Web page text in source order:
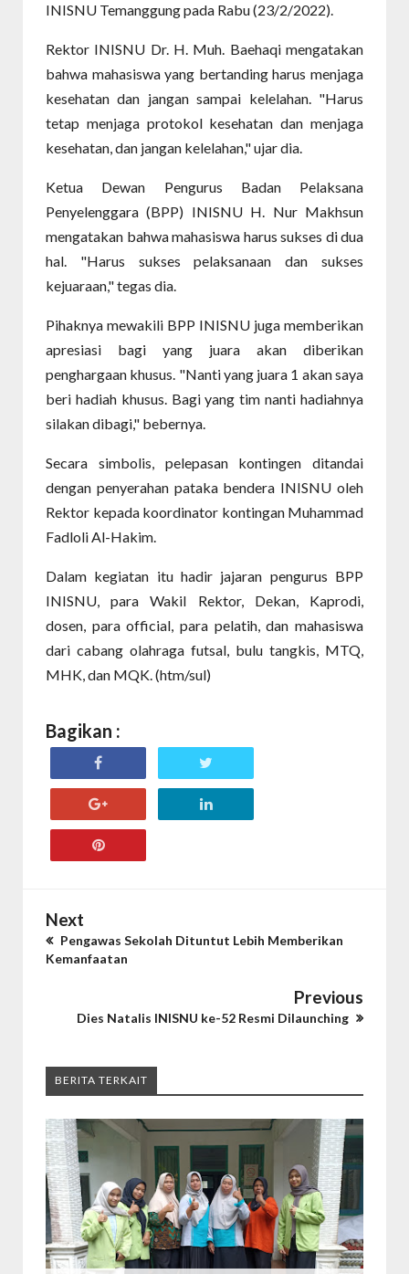
INISNU Temanggung pada Rabu (23/2/2022).
Rektor INISNU Dr. H. Muh. Baehaqi mengatakan
bahwa mahasiswa yang bertanding harus menjaga
kesehatan dan jangan sampai kelelahan. "Harus
tetap menjaga protokol kesehatan dan menjaga
kesehatan, dan jangan kelelahan," ujar dia.
Ketua Dewan Pengurus Badan Pelaksana
Penyelenggara (BPP) INISNU H. Nur Makhsun
mengatakan bahwa mahasiswa harus sukses di dua
hal. "Harus sukses pelaksanaan dan sukses
kejuaraan," tegas dia.
Pihaknya mewakili BPP INISNU juga memberikan
apresiasi bagi yang juara akan diberikan
penghargaan khusus. "Nanti yang juara 1 akan saya
beri hadiah khusus. Bagi yang tim nanti hadiahnya
silakan dibagi," bebernya.
Secara simbolis, pelepasan kontingen ditandai
dengan penyerahan pataka bendera INISNU oleh
Rektor kepada koordinator kontingan Muhammad
Fadloli Al-Hakim.
Dalam kegiatan itu hadir jajaran pengurus BPP
INISNU, para Wakil Rektor, Dekan, Kaprodi,
dosen, para official, para pelatih, dan mahasiswa
dari cabang olahraga futsal, bulu tangkis, MTQ,
MHK, dan MQK. (htm/sul)
Bagikan :
Next
Pengawas Sekolah Dituntut Lebih Memberikan
Kemanfaatan
Previous
Dies Natalis INISNU ke-52 Resmi Dilaunching
BERITA TERKAIT